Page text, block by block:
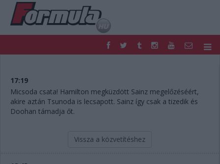
FORMULA
NEMZETKÖZI
HAZAI
RETRO
EGYÉB
PODCAST
PONTÁLLÁSOK
17:19
Micsoda csata! Hamilton megküzdött Sainz megelőzéséért,
akire aztán Tsunoda is lecsapott. Sainz így csak a tizedik és
Doohan támadja őt.
Vissza a közvetítéshez